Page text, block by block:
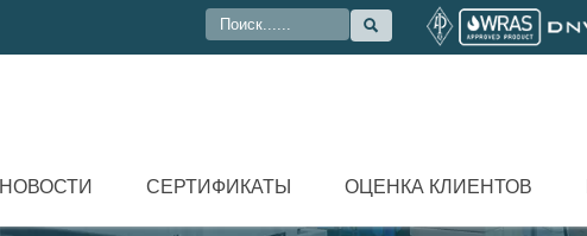

НОВОСТИ СЕРТИФИКАТЫ ОЦЕНКА КЛИЕНТОВ